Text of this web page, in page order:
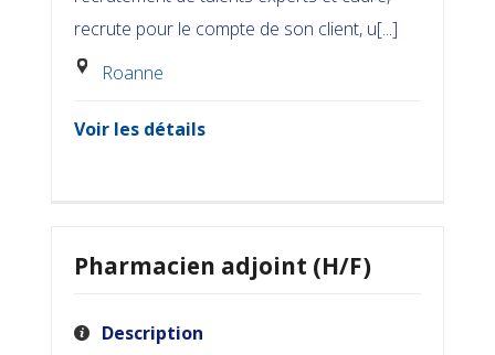
recrute pour le compte de son client, u[...]
Roanne
Voir les détails
Pharmacien adjoint (H/F)
Description